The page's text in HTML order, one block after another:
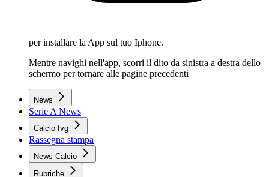
per installare la App sul tuo Iphone.
Mentre navighi nell'app, scorri il dito da sinistra a destra dello
schermo per tornare alle pagine precedenti
News
Serie A News
Calcio fvg
Rassegna stampa
News Calcio
Rubriche